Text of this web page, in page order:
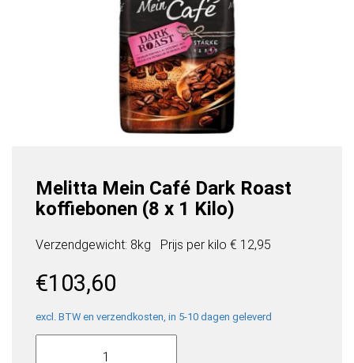
Melitta Mein Café Dark Roast
koffiebonen (8 x 1 Kilo)
Verzendgewicht: 8kg Prijs per kilo € 12,95
€103,60
excl. BTW en verzendkosten, in 5-10 dagen geleverd
Melitta